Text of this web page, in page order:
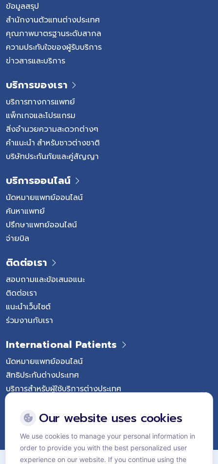
ข้อมูลสรุป
สำนักงานตัวแทนต่างประเทศ
คุณภาพมาตรฐานระดับสากล
ความประทับใจของผู้รับบริการ
ข่าวสารและบริการ
บริการของเรา
บริการทางการแพทย์
แพ็กเกจและโปรแกรม
สิ่งอำนวยความสะดวกต่างๆ
คำแนะนำ สำหรับชาวต่างชาติ
บริษัทประกันภัยและคู่สัญญา
บริการออนไลน์
นัดหมายแพทย์ออนไลน์
ค้นหาแพทย์
ปรึกษาแพทย์ออนไลน์
จ่ายบิล
ติดต่อเรา
สอบถามและข้อเสนอแนะ
ติดต่อเรา
แนะนำเว็บไซต์
ร่วมงานกับเรา
International Patients
นัดหมายแพทย์ออนไลน์
สิทธิประกันต่างประเทศ
บริการสำหรับผู้ใช้บริการต่างประเทศ
Follow Vejthani International Hospital
แผนผังเว็บไซต์
Our website uses cookies
We use cookies to manage your personal information in
order to provide you with the best personalized user
experience on our website. If you continue using the